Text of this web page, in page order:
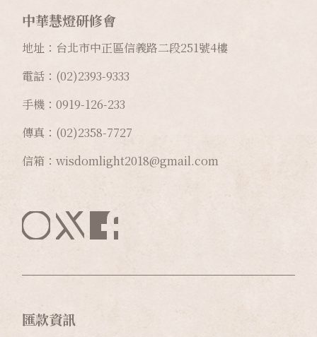
中華慧燈研修會
地址：台北市中正區信義路二段251號4樓
電話：(02)2393-9333
手機：0919-126-233
傳真：(02)2358-7727
信箱：wisdomlight2018@gmail.com
匯款資訊